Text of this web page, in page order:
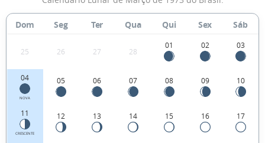
da
Lua
Março
1973
Dom Seg Ter Qua Qui Sex Sáb
25 26 27 28
01 02 03
04
NOVA
05 06 07 08 09 10
11
CRESCENTE
12 13 14 15 16 17